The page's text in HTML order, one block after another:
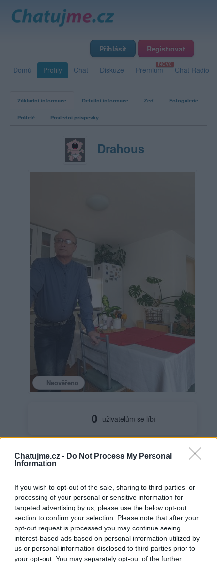
Chatujme.cz - Do Not Process My Personal
Information
If you wish to opt-out of the sale, sharing to third parties, or
processing of your personal or sensitive information for
targeted advertising by us, please use the below opt-out
section to confirm your selection. Please note that after your
opt-out request is processed you may continue seeing
interest-based ads based on personal information utilized by
us or personal information disclosed to third parties prior to
your opt-out. You may separately opt-out of the further
Přihlásit Registrovat
Domů Profily Chat Diskuze Premium Chat Rádio
Základní informace Detailní informace Zeď Fotogalerie
Přátelé Poslední příspěvky
Drahous
Neověřeno
0 uživatelům se líbí
Neověřený profil
Tento uživatel zatím neprokázal svou identitu ověřovací
fotografií. U neověřených profilů nelze zaručit, že fotografie a
údaje odpovídají skutečné osobě.
Věk: 60
Země: Česko Praha